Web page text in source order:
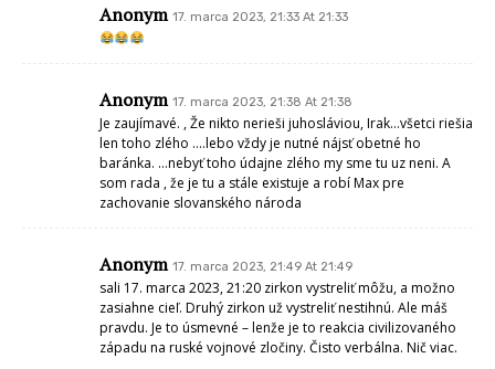
Anonym 17. marca 2023, 21:33 At 21:33
Anonym 17. marca 2023, 21:38 At 21:38
Je zaujímavé. , Že nikto nerieši juhosláviou, Irak…všetci riešia
len toho zlého ….lebo vždy je nutné nájsť obetné ho
baránka. …nebyť toho údajne zlého my sme tu uz neni. A
som rada , že je tu a stále existuje a robí Max pre
zachovanie slovanského národa
Anonym 17. marca 2023, 21:49 At 21:49
sali 17. marca 2023, 21:20 zirkon vystreliť môžu, a možno
zasiahne cieľ. Druhý zirkon už vystreliť nestihnú. Ale máš
pravdu. Je to úsmevné – lenže je to reakcia civilizovaného
západu na ruské vojnové zločiny. Čisto verbálna. Nič viac.